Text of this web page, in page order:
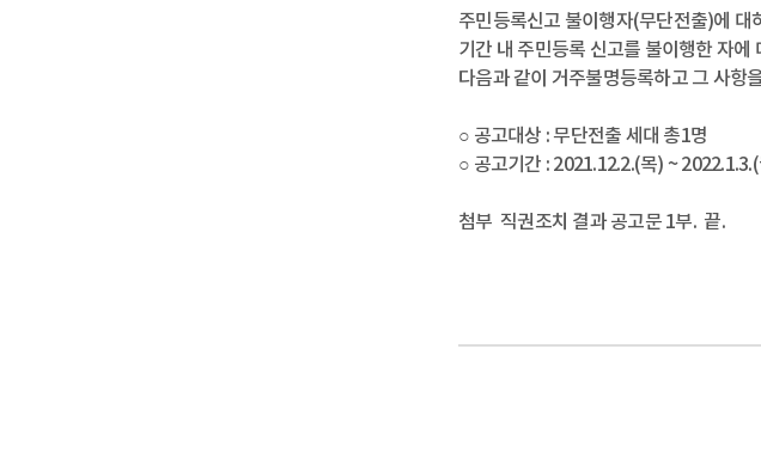
주민등록신고 불이행자(무단전출)에 대
기간 내 주민등록 신고를 불이행한 자
다음과 같이 거주불명등록하고 그 사항
○ 공고대상 : 무단전출 세대 총1명
○ 공고기간 : 2021.12.2.(목) ~
첨부 직권조치 결과 공고문 1부. 끝.